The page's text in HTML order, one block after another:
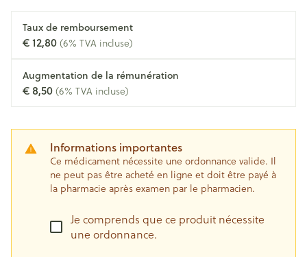
Taux de remboursement
€ 12,80(6% TVA incluse)
Augmentation de la rémunération
€ 8,50(6% TVA incluse)
Informations importantes
Ce médicament nécessite une ordonnance valide. Il
ne peut pas être acheté en ligne et doit être payé à
la pharmacie après examen par le pharmacien.
Je comprends que ce produit nécessite
une ordonnance.